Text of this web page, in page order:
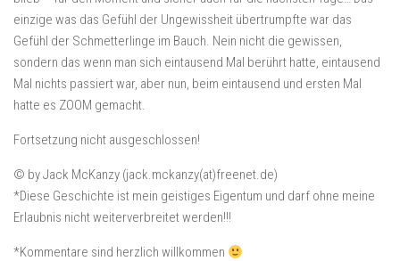
einzige was das Gefühl der Ungewissheit übertrumpfte war das
Gefühl der Schmetterlinge im Bauch. Nein nicht die gewissen,
sondern das wenn man sich eintausend Mal berührt hatte, eintausend
Mal nichts passiert war, aber nun, beim eintausend und ersten Mal
hatte es ZOOM gemacht.
Fortsetzung nicht ausgeschlossen!
© by Jack McKanzy (jack.mckanzy(at)freenet.de)
*Diese Geschichte ist mein geistiges Eigentum und darf ohne meine
Erlaubnis nicht weiterverbreitet werden!!!
*Kommentare sind herzlich willkommen